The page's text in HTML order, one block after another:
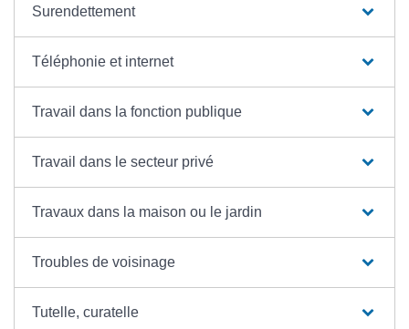
Surendettement
Téléphonie et internet
Travail dans la fonction publique
Travail dans le secteur privé
Travaux dans la maison ou le jardin
Troubles de voisinage
Tutelle, curatelle